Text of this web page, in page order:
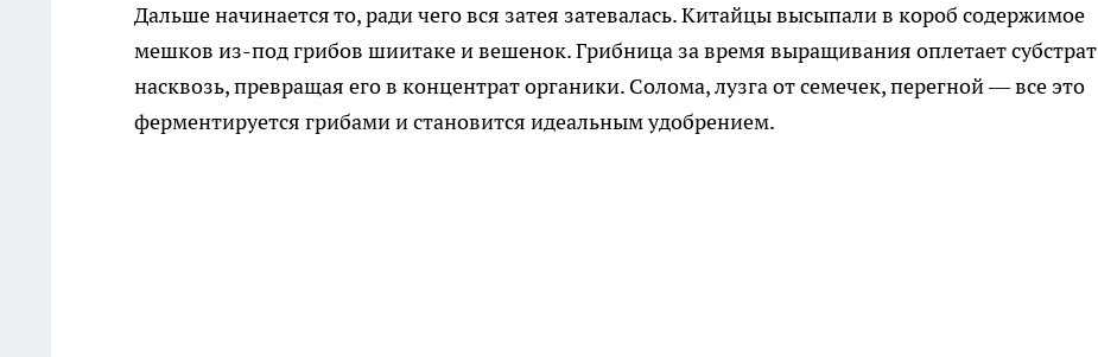
Дальше начинается то, ради чего вся затея затевалась. Китайцы высыпали в короб содержимое
мешков из-под грибов шиитаке и вешенок. Грибница за время выращивания оплетает субстрат
насквозь, превращая его в концентрат органики. Солома, лузга от семечек, перегной — все это
ферментируется грибами и становится идеальным удобрением.